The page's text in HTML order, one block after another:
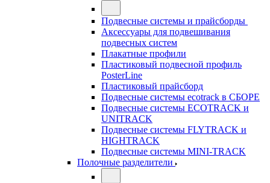
Подвесные системы и прайсборды
Аксессуары для подвешивания
подвесных систем
Плакатные профили
Пластиковый подвесной профиль
PosterLine
Пластиковый прайсборд
Подвесные системы ecotrack в СБОРЕ
Подвесные системы ECOTRACK и
UNITRACK
Подвесные системы FLYTRACK и
HIGHTRACK
Подвесные системы MINI-TRACK
Полочные разделители